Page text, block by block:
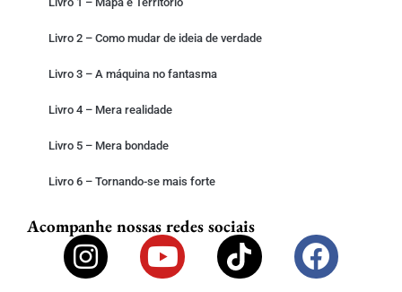
Livro 2 – Como mudar de ideia de verdade
Livro 3 – A máquina no fantasma
Livro 4 – Mera realidade
Livro 5 – Mera bondade
Livro 6 – Tornando-se mais forte
Acompanhe nossas redes sociais